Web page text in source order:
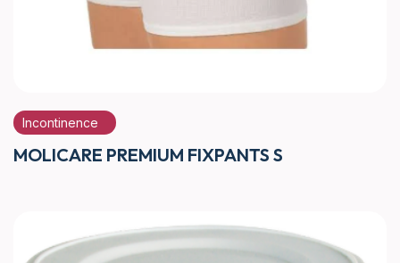
Incontinence
MOLICARE PREMIUM FIXPANTS S